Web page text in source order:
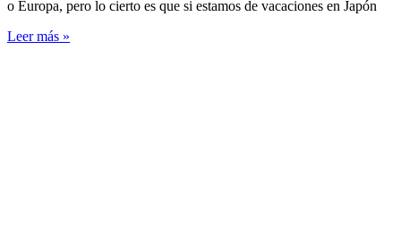
o Europa, pero lo cierto es que si estamos de vacaciones en Japón
Leer más »